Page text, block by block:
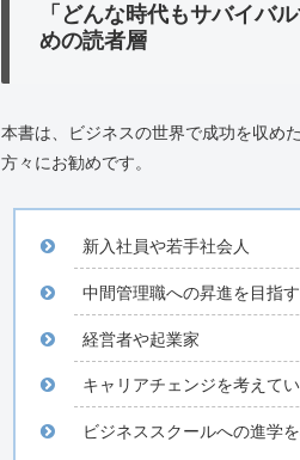
「どんな時代もサバイバ
めの読者層
本書は、ビジネスの世界で成功を収め
方々にお勧めです。
新入社員や若手社会人
中間管理職への昇進を目指
経営者や起業家
キャリアチェンジを考えて
ビジネススクールへの進学